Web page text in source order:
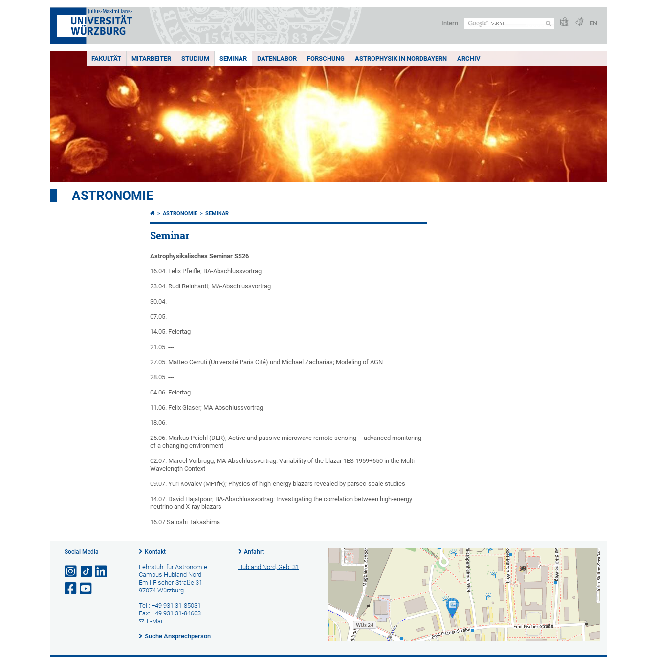
Intern EN
FAKULTÄT MITARBEITER STUDIUM SEMINAR DATENLABOR FORSCHUNG ASTROPHYSIK IN NORDBAYERN ARCHIV
ASTRONOMIE
ASTRONOMIE SEMINAR
Seminar
Astrophysikalisches Seminar SS26
16.04. Felix Pfeifle; BA-Abschlussvortrag
23.04. Rudi Reinhardt; MA-Abschlussvortrag
30.04. ---
07.05. ---
14.05. Feiertag
21.05. ---
27.05. Matteo Cerruti (Université Paris Cité) und Michael Zacharias; Modeling of AGN
28.05. ---
04.06. Feiertag
11.06. Felix Glaser; MA-Abschlussvortrag
18.06.
25.06. Markus Peichl (DLR); Active and passive microwave remote sensing – advanced monitoring
of a changing environment
02.07. Marcel Vorbrugg; MA-Abschlussvortrag: Variability of the blazar 1ES 1959+650 in the Multi-
Wavelength Context
09.07. Yuri Kovalev (MPIfR); Physics of high-energy blazars revealed by parsec-scale studies
14.07. David Hajatpour; BA-Abschlussvortrag: Investigating the correlation between high-energy
neutrino and X-ray blazars
16.07 Satoshi Takashima
Social Media Kontakt
Lehrstuhl für Astronomie
Campus Hubland Nord
Emil-Fischer-Straße 31
97074 Würzburg
Tel.: +49 931 31-85031
Fax: +49 931 31-84603
E-Mail
Suche Ansprechperson
Anfahrt
Hubland Nord, Geb. 31